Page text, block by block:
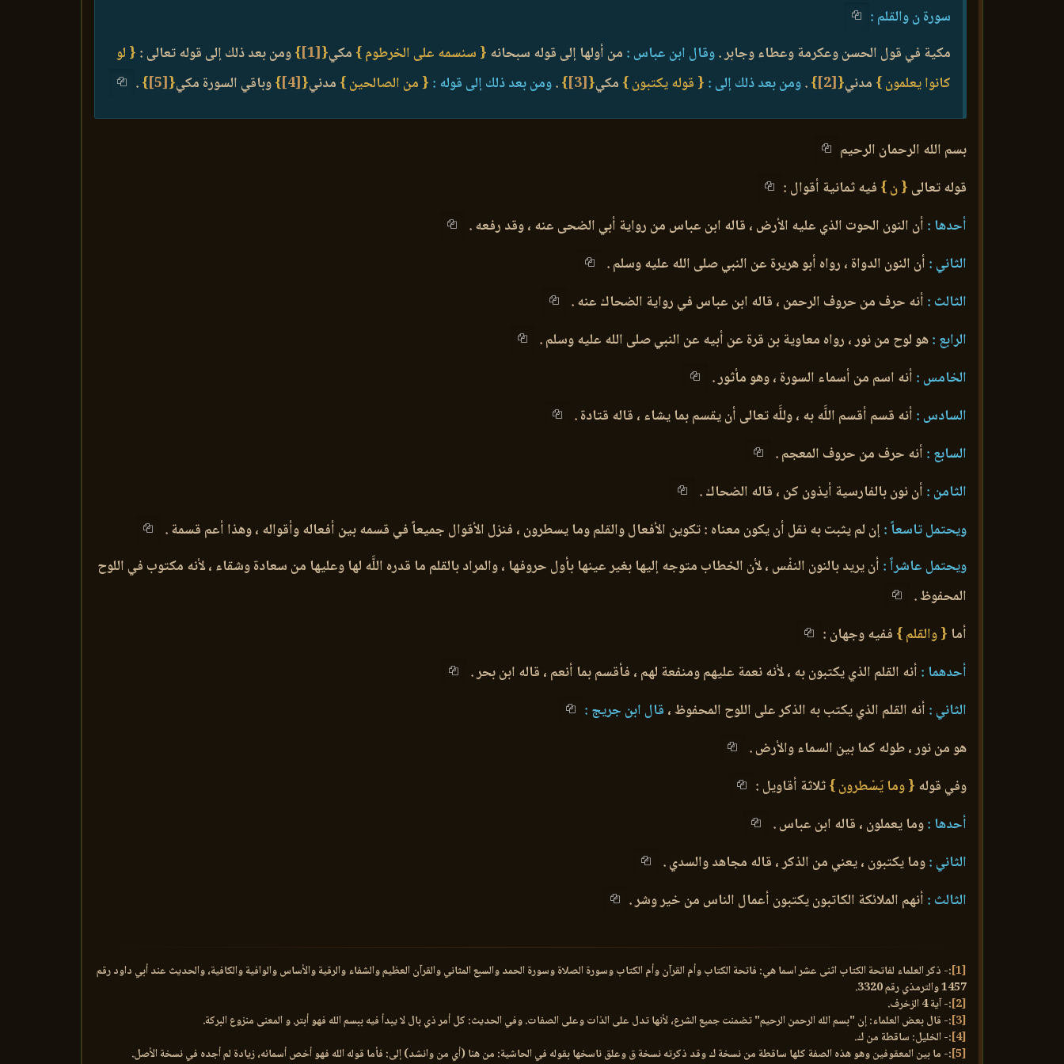
سورة ن والقلم :
مكية في قول الحسن وعكرمة وعطاء وجابر .وقال ابن عباس : من أولها إلى قوله سبحانه { سنسمه على الخرطوم } مكي{
[1]
}ومن بعد ذلك إلى قوله تعالى : { لو
كانوا يعلمون } مدني{
[2]
}
.ومن بعد ذلك إلى : { قوله يكتبون } مكي{
[3]
}
.ومن بعد ذلك إلى قوله : { من الصالحين } مدني{
[4]
}وباقي السورة مكي{
[5]
}
.
بسم الله الرحمان الرحيم
قوله تعالى { ن } فيه ثمانية أقوال :
أحدها : أن النون الحوت الذي عليه الأرض ، قاله ابن عباس من رواية أبي الضحى عنه ، وقد رفعه .
الثاني : أن النون الدواة ، رواه أبو هريرة عن النبي صلى الله عليه وسلم .
الثالث : أنه حرف من حروف الرحمن ، قاله ابن عباس في رواية الضحاك عنه .
الرابع :هو لوح من نور ، رواه معاوية بن قرة عن أبيه عن النبي صلى الله عليه وسلم .
الخامس : أنه اسم من أسماء السورة ، وهو مأثور .
السادس : أنه قسم أقسم اللَّه به ، وللَّه تعالى أن يقسم بما يشاء ، قاله قتادة .
السابع : أنه حرف من حروف المعجم .
الثامن : أن نون بالفارسية أيذون كن ، قاله الضحاك .
ويحتمل تاسعاً :إن لم يثبت به نقل أن يكون معناه : تكوين الأفعال والقلم وما يسطرون ، فنزل الأقوال جميعاً في قسمه بين أفعاله وأقواله ، وهذا أعم قسمة .
ويحتمل عاشراً : أن يريد بالنون النفْس ، لأن الخطاب متوجه إليها بغير عينها بأول حروفها ، والمراد بالقلم ما قدره اللَّه لها وعليها من سعادة وشقاء ، لأنه مكتوب في اللوح
المحفوظ .
أما { والقلم } ففيه وجهان :
أحدهما : أنه القلم الذي يكتبون به ، لأنه نعمة عليهم ومنفعة لهم ، فأقسم بما أنعم ، قاله ابن بحر .
الثاني : أنه القلم الذي يكتب به الذكر على اللوح المحفوظ ، قال ابن جريج :
هو من نور ، طوله كما بين السماء والأرض .
وفي قوله { وما يَسْطرون }ثلاثة أقاويل :
أحدها :وما يعملون ، قاله ابن عباس .
الثاني :وما يكتبون ، يعني من الذكر ، قاله مجاهد والسدي .
الثالث : أنهم الملائكة الكاتبون يكتبون أعمال الناس من خير وشر .
[1] :- ذكر العلماء لفاتحة الكتاب اثنى عشر اسما هي: فاتحة الكتاب وأم القرآن وأم الكتاب وسورة الصلاة وسورة الحمد والسبع المثاني والقرآن العظيم والشفاء والرقية والأساس والوافية والكافية، والحديث عند أبي داود رقم
1457 والترمذي رقم 3320.
[2] :- آية 4 الزخرف.
[3] :- قال بعض العلماء: إن "بسم الله الرحمن الرحيم" تضمنت جميع الشرع، لأنها تدل على الذات وعلى الصفات. وفي الحديث: كل أمر ذي بال لا يبدأ فيه ببسم الله فهو أبتر. و المعنى منزوع البركة.
[4] :- الخليل: ساقطة من ك.
[5] :- ما بين المعقوفين وهو هذه الصفة كلها ساقطة من نسخة ك وقد ذكرته نسخة ق وعلق ناسخها بقوله في الحاشية: من هنا (أي من وانشد) إلى: فأما قوله الله فهو أخص أسمائه، زيادة لم أجده في نسخة الأصل.